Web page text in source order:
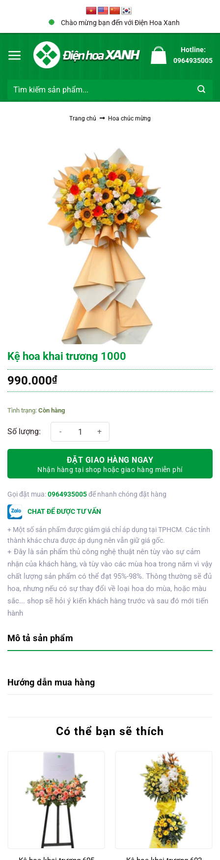
Chào mừng bạn đến với Điện Hoa Xanh
Hotline:
0964935005
Tìm
Trang chủ Hoa chúc mừng
Kệ hoa khai trương 1000
990.000₫
Còn hàng
Kệ hoa khai trương 1000 số lượng
ĐẶT GIAO HÀNG NGAY
Nhận hàng tại shop hoặc giao hàng miễn phí
Gọi đặt mua:0964935005để nhanh chóng đặt hàng
CHAT ĐỂ ĐƯỢC TƯ VẤN
+ Một số sản phẩm được giảm giá chỉ áp dụng tại TPHCM. Các tỉnh
thành khác chưa được áp dụng nên vẫn giữ giá gốc.
+ Đây là sản phẩm thủ công nghệ thuật nên tùy vào sự cảm
nhận của khách hàng, và tùy vào các mùa hoa trong năm vì vậy
chất lượng sản phẩm có thể đạt 95%-98%. Thông thường sẽ đủ
hoa, nhưng nếu có sự thay đổi về loại hoa do mùa, hoặc màu
sắc... shop sẽ hỏi ý kiến khách hàng trước và sau đó mới tiến
hành
Mô tả sản phẩm
Hướng dẫn mua hàng
Có thể bạn sẽ thích